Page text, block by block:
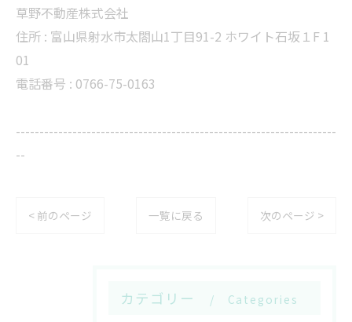
草野不動産株式会社
住所 : 富山県射水市太閤山1丁目91-2 ホワイト石坂１F 1
01
電話番号 : 0766-75-0163
--------------------------------------------------------------------
--
< 前のページ 一覧に戻る 次のページ >
カテゴリー Categories